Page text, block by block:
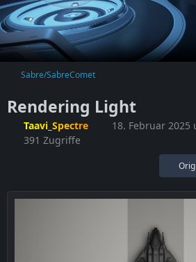
Sabre/SabreComet
Rendering Light
Taavi_Spectre
18. Februar 2025
391 Zugriffe